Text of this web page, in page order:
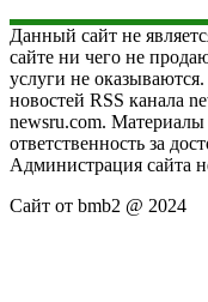
Данный сайт не
сайте ни чего не
услуги не
новостей RSS канала
newsru.com.
ответственность за
Администрация сайта
Сайт от bmb2 @ 2024